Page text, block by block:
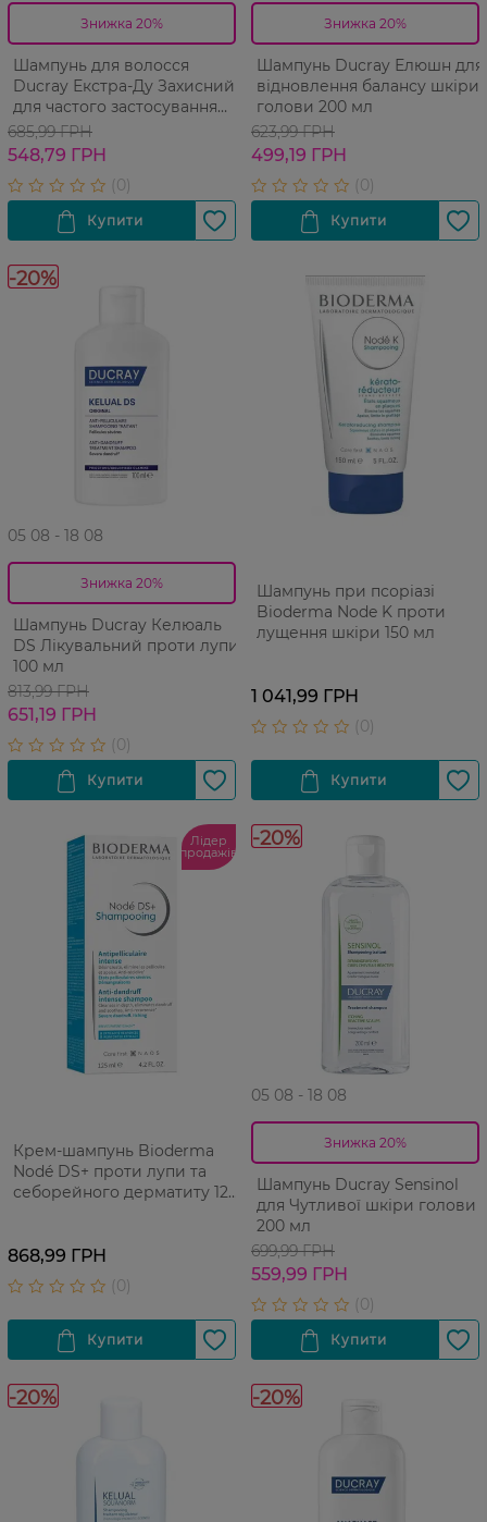
Знижка 20%
Шампунь для волосся
Ducray Екстра-Ду Захисний
для частого застосування
200 мл
685,99 ГРН
548,79 ГРН
Знижка 20%
Шампунь Ducray Елюшн для
відновлення балансу шкіри
голови 200 мл
623,99 ГРН
499,19 ГРН
-20%
05 08 - 18 08
Знижка 20%
Шампунь Ducray Келюаль
DS Лікувальний проти лупи
100 мл
813,99 ГРН
651,19 ГРН
Шампунь при псоріазі
Bioderma Node K проти
лущення шкіри 150 мл
1 041,99 ГРН
Лідер
продажів
Крем-шампунь Bioderma
Nodé DS+ проти лупи та
себорейного дерматиту 125
868,99 ГРН
-20%
05 08 - 18 08
Знижка 20%
Шампунь Ducray Sensinol
для Чутливої шкіри голови
200 мл
699,99 ГРН
559,99 ГРН
-20% -20%